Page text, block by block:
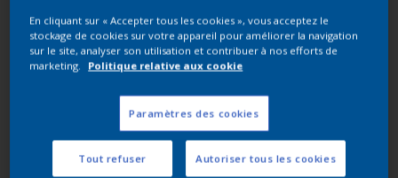
dans l’architecture depuis plus de 20 ans, la
Collection Tendances comprend trois palettes de
teintes sélectionnées : Deserts sands, Shimmering
tons du désert et les styles architecturaux avant-
gardistes du Moyen-Orient, la collection Trends se
marie avec les conceptions régionales modernes et
traditionnelles pour apporter attrait et durabilité à
En cliquant sur « Accepter tous les cookies », vous acceptez le
stockage de cookies sur votre appareil pour améliorer la navigation
sur le site, analyser son utilisation et contribuer à nos efforts de
marketing.
Politique relative aux cookie
Paramètres des cookies
Tout refuser Autoriser tous les cookies